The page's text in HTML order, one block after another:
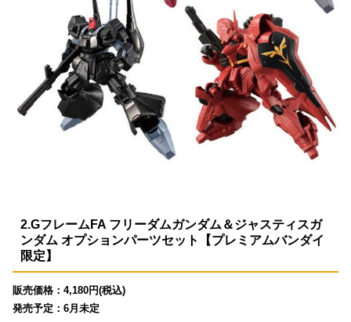
2.GフレームFA フリーダムガンダム＆ジャスティスガ
ンダム オプションパーツセット【プレミアムバンダイ
限定】
販売価格：4,180円(税込)
発売予定：6月未定